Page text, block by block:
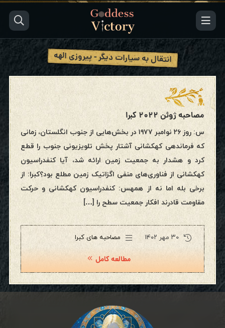
انتقال به سیارات دیگر - پیروزی الهه
مصاحبه ژوئن ۲۰۲۲ کبرا
س: روز ۲۶ نوامبر ۱۹۷۷ در بخش‌هایی از جنوب انگلستان، زمانی
که فرماندهی کهکشانی آشتار پخش تلویزیونی جنوب را قطع
کرد و هشدار به جمعیت زمین ارائه شد، آیا کنفدراسیون
کهکشانی از فناوری‌های منفی اگزاتیک زمین مطلع بود؟کبرا: از
برخی بله اما نه از همهس: کنفدراسیون کهکشانی و حرکت
مقاومت قادرند افکار جمعیت سطح را […]
۳۰ مهر ۱۴۰۲ مصاحبه های کبرا
مطالعه کامل